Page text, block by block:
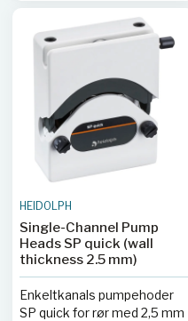
HEIDOLPH
Single-Channel Pump
Heads SP quick (wall
thickness 2.5 mm)
Enkeltkanals pumpehoder
SP quick for rør med 2,5 mm